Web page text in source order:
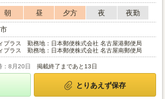
朝 昼 夕方 夜
夜勤
プラス 勤務地：日本郵便株式会社 名古屋港郵便局
プラス 勤務地：日本郵便株式会社 名古屋南郵便局
：8月20日 掲載終了まであと13日
とりあえず保存